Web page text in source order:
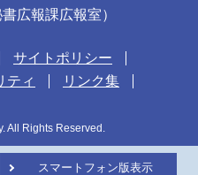
広報課広報室）
サイトポリシー
ティ
リンク集
All Rights Reserved.
スマートフォン版表示